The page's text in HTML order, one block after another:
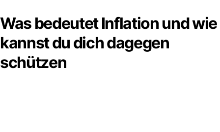
Was bedeutet Inflation und wie
kannst du dich dagegen
schützen